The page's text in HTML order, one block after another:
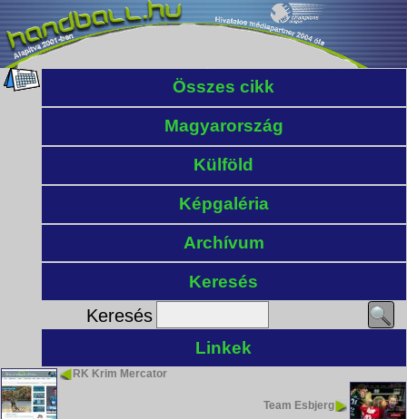
Összes cikk
Magyarország
Külföld
Képgaléria
Archívum
Keresés
Keresés
Linkek
RK Krim Mercator
Team Esbjerg